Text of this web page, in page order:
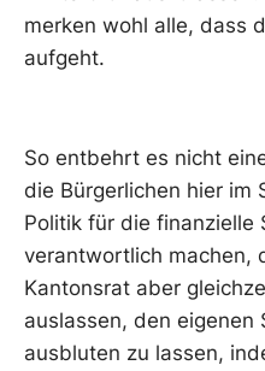
merken wohl alle, dass
aufgeht.
So entbehrt es nicht
die Bürgerlichen hier im
Politik für die finanzielle
verantwortlich machen,
Kantonsrat aber
auslassen, den eigenen
ausbluten zu lassen,